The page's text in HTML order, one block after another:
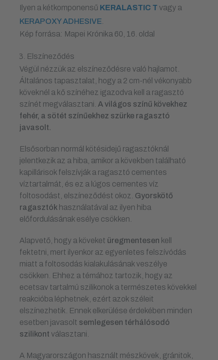
Ilyen a kétkomponensű KERALASTIC T vagy a
KERAPOXY ADHESIVE
Kép forrása: Mapei Krónika 60, 16. oldal
Elszíneződés
Végül nézzük az elszíneződésre való hajlamot.
Általános tapasztalat, hogy a 2 cm-nél vékonyabb
köveknél a kő színéhez igazodva kell a ragasztó
színét megválasztani. A világos színű kövekhez
fehér, a sötét színűekhez szürke ragasztó
javasolt.
Elsősorban normál kötésidejű ragasztóknál
jelentkezik az a hiba, amikor a kövekben található
kapillárisok felszívják a ragasztó cementes
víztartalmát, és ez a lúgos cementes víz
foltosodást, elszíneződést okoz. Gyorskötő
ragasztók használatával az ilyen hiba
előfordulásának esélye csökken.
Alapvető, hogy a köveket üregmentesen kell
fektetni, mert ilyenkor az egyenletes felszívódás
miatt a foltosodás kialakulásának veszélye
csökken. Ehhez a témához tartozik, hogy az
ecetsav tartalmú szilikonok a természetes kövekkel
reakcióba léphetnek, ezért azok széleit
elszínezhetik. Ennek elkerülése érdekében minden
esetben javasolt semlegesen térhálósodó
szilikont választani.
A Magyarországon használt mészkövek, gránitok,